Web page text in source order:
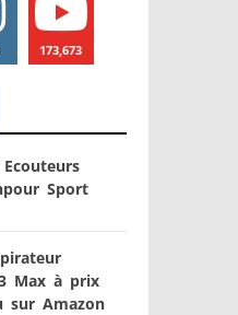
173,673
Sport
Max à prix
sur Amazon